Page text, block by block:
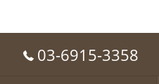
03-6915-3358